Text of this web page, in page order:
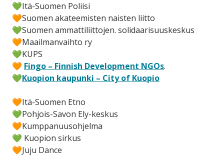
💚Itä-Suomen Poliisi
🧡Suomen akateemisten naisten liitto
💚Suomen ammattiliittojen. solidaarisuuskeskus
🧡Maailmanvaihto ry
💚KUPS
🧡 Fingo – Finnish Development NGOs.
💚Kuopion kaupunki – City of Kuopio
🧡Itä-Suomen Etno
💚Pohjois-Savon Ely-keskus
🧡Kumppanuusohjelma
💚 Kuopion sirkus
🧡Juju Dance